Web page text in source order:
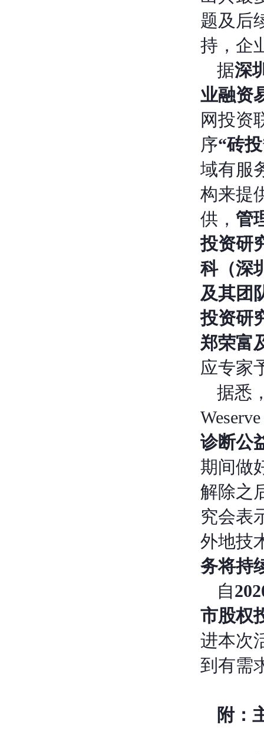
题及后
持，企
据深
业融资
网投资
序“砖
域有服
构来提
供， 管
投资研
科（深
及其团
投资研
郑荣富
应专家
据悉
诊断公
期间做
解除之
究会表
外地技
务将持
自
市股权
进本次
到有需
附：